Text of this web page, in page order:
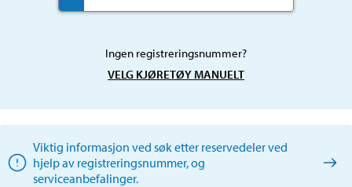
Ingen registreringsnummer?
VELG KJØRETØY MANUELT
Viktig informasjon ved søk etter reservedeler ved
hjelp av registreringsnummer, og
serviceanbefalinger.